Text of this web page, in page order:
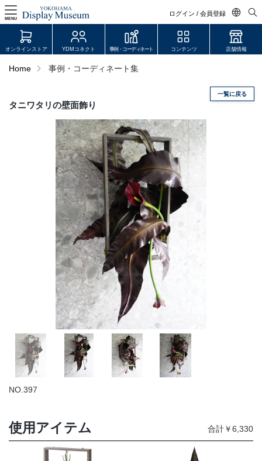
ログイン / 会員登録
日本語
MENU
ログイン・会員登録
オンラインストア
YDM Connect
会員登録・取引申請
JDCA(ディスプレイスクール)
店舗情報・営業日
採用情報
お問い合わせ
プライバシーポリシー
オンラインストア YDMコネクト 事例・コーディネート コンテンツ 店舗情報
Home 事例・コーディネート集
一覧に戻る
タニワタリの壁面飾り
NO.397
使用アイテム 合計￥6,330